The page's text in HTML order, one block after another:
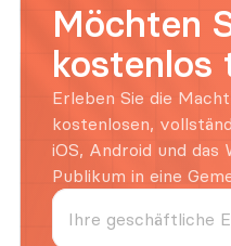
Möchten
kostenlos
Erleben Sie die
kostenlosen,
iOS, Android und das
Publikum in eine